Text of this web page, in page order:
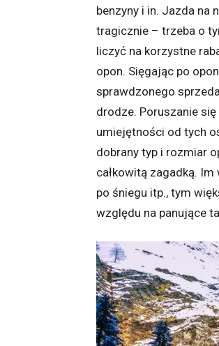
benzyny i in. Jazda na
tragicznie – trzeba o
liczyć na korzystne
opon. Sięgając po
sprawdzonego
drodze. Poruszanie
umiejętności od tych
dobrany typ i rozmiar
całkowitą zagadką.
po śniegu itp., tym
względu na panujące